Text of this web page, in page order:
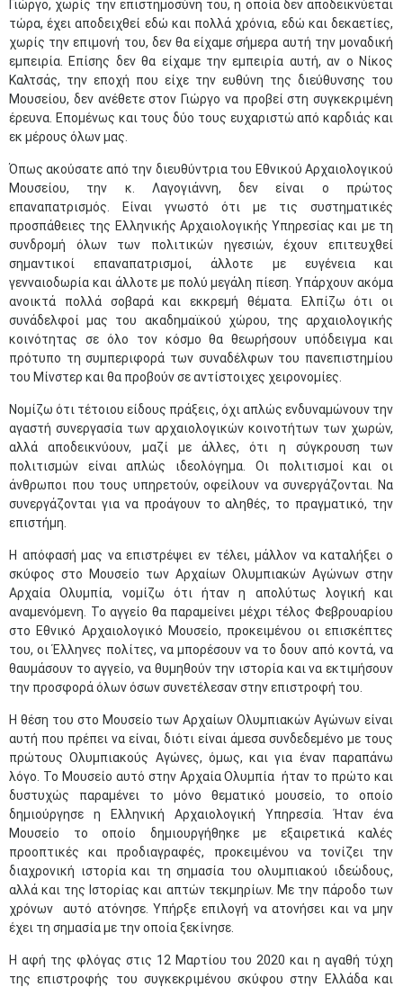
Γιώργο, χωρίς την επιστημοσύνη του, η οποία δεν αποδεικνύεται
τώρα, έχει αποδειχθεί εδώ και πολλά χρόνια, εδώ και δεκαετίες,
χωρίς την επιμονή του, δεν θα είχαμε σήμερα αυτή την μοναδική
εμπειρία. Επίσης δεν θα είχαμε την εμπειρία αυτή, αν ο Νίκος
Καλτσάς, την εποχή που είχε την ευθύνη της διεύθυνσης του
Μουσείου, δεν ανέθετε στον Γιώργο να προβεί στη συγκεκριμένη
έρευνα. Επομένως και τους δύο τους ευχαριστώ από καρδιάς και
εκ μέρους όλων μας.
Όπως ακούσατε από την διευθύντρια του Εθνικού Αρχαιολογικού
Μουσείου, την κ. Λαγογιάννη, δεν είναι ο πρώτος
επαναπατρισμός. Είναι γνωστό ότι με τις συστηματικές
προσπάθειες της Ελληνικής Αρχαιολογικής Υπηρεσίας και με τη
συνδρομή όλων των πολιτικών ηγεσιών, έχουν επιτευχθεί
σημαντικοί επαναπατρισμοί, άλλοτε με ευγένεια και
γενναιοδωρία και άλλοτε με πολύ μεγάλη πίεση. Υπάρχουν ακόμα
ανοικτά πολλά σοβαρά και εκκρεμή θέματα. Ελπίζω ότι οι
συνάδελφοί μας του ακαδημαϊκού χώρου, της αρχαιολογικής
κοινότητας σε όλο τον κόσμο θα θεωρήσουν υπόδειγμα και
πρότυπο τη συμπεριφορά των συναδέλφων του πανεπιστημίου
του Μίνστερ και θα προβούν σε αντίστοιχες χειρονομίες.
Νομίζω ότι τέτοιου είδους πράξεις, όχι απλώς ενδυναμώνουν την
αγαστή συνεργασία των αρχαιολογικών κοινοτήτων των χωρών,
αλλά αποδεικνύουν, μαζί με άλλες, ότι η σύγκρουση των
πολιτισμών είναι απλώς ιδεολόγημα. Οι πολιτισμοί και οι
άνθρωποι που τους υπηρετούν, οφείλουν να συνεργάζονται. Να
συνεργάζονται για να προάγουν το αληθές, το πραγματικό, την
επιστήμη.
Η απόφασή μας να επιστρέψει εν τέλει, μάλλον να καταλήξει ο
σκύφος στο Μουσείο των Αρχαίων Ολυμπιακών Αγώνων στην
Αρχαία Ολυμπία, νομίζω ότι ήταν η απολύτως λογική και
αναμενόμενη. Το αγγείο θα παραμείνει μέχρι τέλος Φεβρουαρίου
στο Εθνικό Αρχαιολογικό Μουσείο, προκειμένου οι επισκέπτες
του, οι Έλληνες πολίτες, να μπορέσουν να το δουν από κοντά, να
θαυμάσουν το αγγείο, να θυμηθούν την ιστορία και να εκτιμήσουν
την προσφορά όλων όσων συνετέλεσαν στην επιστροφή του.
Η θέση του στο Μουσείο των Αρχαίων Ολυμπιακών Αγώνων είναι
αυτή που πρέπει να είναι, διότι είναι άμεσα συνδεδεμένο με τους
πρώτους Ολυμπιακούς Αγώνες, όμως, και για έναν παραπάνω
λόγο. Το Μουσείο αυτό στην Αρχαία Ολυμπία ήταν το πρώτο και
δυστυχώς παραμένει το μόνο θεματικό μουσείο, το οποίο
δημιούργησε η Ελληνική Αρχαιολογική Υπηρεσία. Ήταν ένα
Μουσείο το οποίο δημιουργήθηκε με εξαιρετικά καλές
προοπτικές και προδιαγραφές, προκειμένου να τονίζει την
διαχρονική ιστορία και τη σημασία του ολυμπιακού ιδεώδους,
αλλά και της Ιστορίας και απτών τεκμηρίων. Με την πάροδο των
χρόνων αυτό ατόνησε. Υπήρξε επιλογή να ατονήσει και να μην
έχει τη σημασία με την οποία ξεκίνησε.
Η αφή της φλόγας στις 12 Μαρτίου του 2020 και η αγαθή τύχη
της επιστροφής του συγκεκριμένου σκύφου στην Ελλάδα και